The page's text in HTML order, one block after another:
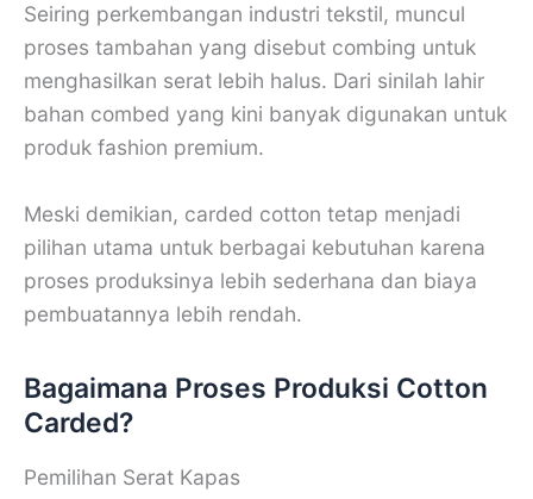
Seiring perkembangan industri tekstil, muncul
proses tambahan yang disebut combing untuk
menghasilkan serat lebih halus. Dari sinilah lahir
bahan combed yang kini banyak digunakan untuk
produk fashion premium.
Meski demikian, carded cotton tetap menjadi
pilihan utama untuk berbagai kebutuhan karena
proses produksinya lebih sederhana dan biaya
pembuatannya lebih rendah.
Bagaimana Proses Produksi Cotton
Carded?
Pemilihan Serat Kapas